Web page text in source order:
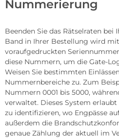
Nummerierung
Beenden Sie das Rätselraten bei
Band in Ihrer Bestellung wird
voraufgedruckten
diese Nummern, um die Gate-
Weisen Sie bestimmten
Nummernbereiche zu. Zum
Nummern 0001 bis 5000,
verwaltet. Dieses System
zu identifizieren, wo Engpässe
außerdem die
genaue Zählung der aktuell im